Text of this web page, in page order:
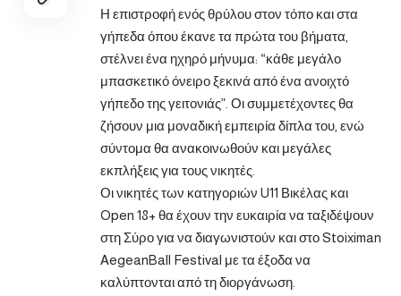
Η επιστροφή ενός θρύλου στον τόπο και στα
γήπεδα όπου έκανε τα πρώτα του βήματα,
στέλνει ένα ηχηρό μήνυμα: “κάθε μεγάλο
μπασκετικό όνειρο ξεκινά από ένα ανοιχτό
γήπεδο της γειτονιάς”. Οι συμμετέχοντες θα
ζήσουν μια μοναδική εμπειρία δίπλα του, ενώ
σύντομα θα ανακοινωθούν και μεγάλες
εκπλήξεις για τους νικητές.
Οι νικητές των κατηγοριών U11 Βικέλας και
Open 18+ θα έχουν την ευκαιρία να ταξιδέψουν
στη Σύρο για να διαγωνιστούν και στο Stoiximan
AegeanBall Festival με τα έξοδα να
καλύπτονται από τη διοργάνωση.